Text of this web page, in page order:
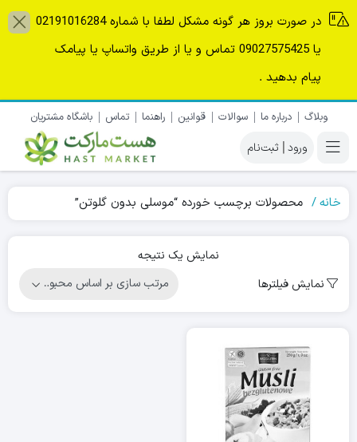
در صورت بروز هر گونه مشکل لطفا با شماره 02191016284
یا 09027575425 تماس و یا از طریق واتساپ یا پیامک
پیام بدهید .
وبلاگ درباره ما سوالات قوانین راهنما تماس باشگاه مشتریان
|
خانه محصولات برچسب خورده “موسلی بدون گلوتن”
نمایش یک نتیجه
نمایش فیلترها